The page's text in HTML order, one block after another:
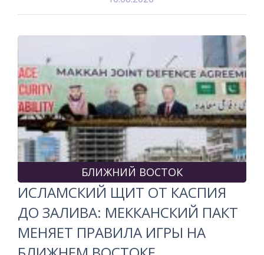
БЛИЖНИЙ ВОСТОК
ИСЛАМСКИЙ ЩИТ ОТ КАСПИЯ
ДО ЗАЛИВА: МЕККАНСКИЙ ПАКТ
МЕНЯЕТ ПРАВИЛА ИГРЫ НА